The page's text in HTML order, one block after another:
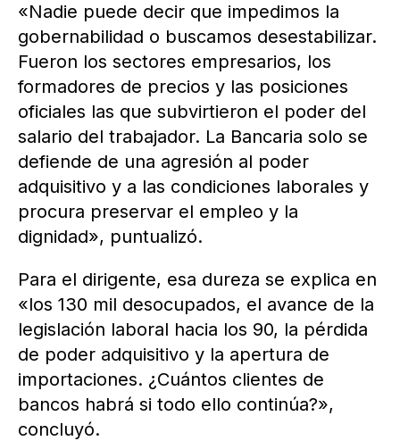
«Nadie puede decir que impedimos la
gobernabilidad o buscamos desestabilizar.
Fueron los sectores empresarios, los
formadores de precios y las posiciones
oficiales las que subvirtieron el poder del
salario del trabajador. La Bancaria solo se
defiende de una agresión al poder
adquisitivo y a las condiciones laborales y
procura preservar el empleo y la
dignidad», puntualizó.
Para el dirigente, esa dureza se explica en
«los 130 mil desocupados, el avance de la
legislación laboral hacia los 90, la pérdida
de poder adquisitivo y la apertura de
importaciones. ¿Cuántos clientes de
bancos habrá si todo ello continúa?»,
concluyó.